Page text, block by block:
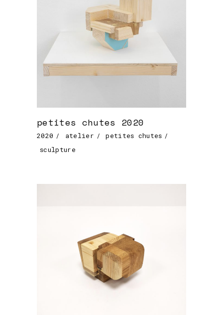
petites chutes 2020
2020 atelier
petites chutes
sculpture